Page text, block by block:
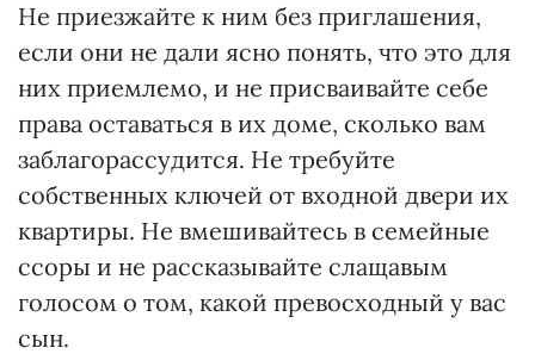
Не приезжайте к ним без приглашения,
если они не дали ясно понять, что это для
них приемлемо, и не присваивайте себе
права оставаться в их доме, сколько вам
заблагорассудится. Не требуйте
собственных ключей от входной двери их
квартиры. Не вмешивайтесь в семейные
ссоры и не рассказывайте слащавым
голосом о том, какой превосходный у вас
сын.